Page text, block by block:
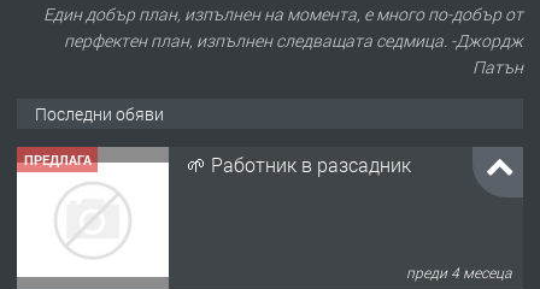
Един добър план, изпълнен на момента, е много по-добър от
перфектен план, изпълнен следващата седмица. -Джордж
Патън
Последни обяви
ПРЕДЛАГА 🌱 Работник в разсадник
преди 4 месеца